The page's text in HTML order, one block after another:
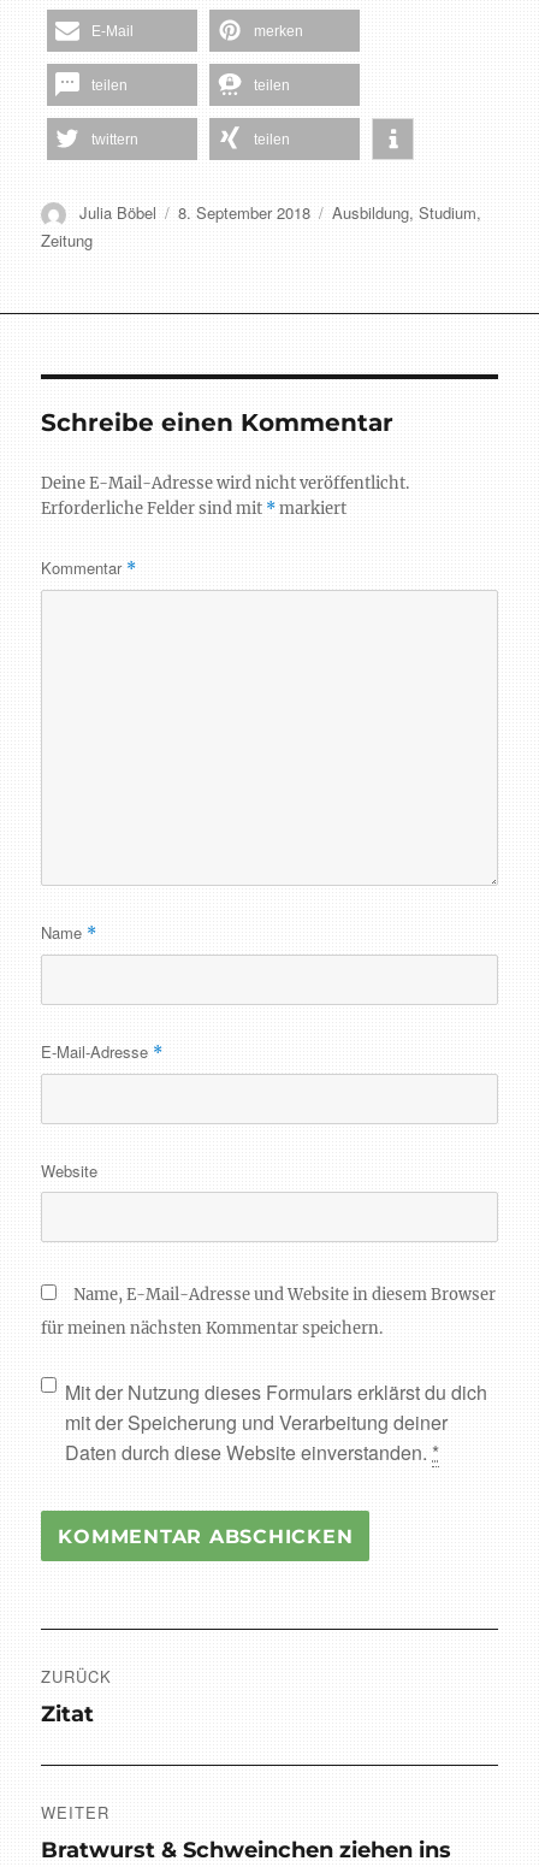
E-Mail merken
teilen teilen
twittern teilen
Autor
Julia Böbel
Veröffentlicht
8. September 2018 Schlagwörter
Ausbildung,Studium,
Zeitung
Schreibe einen Kommentar
Deine E-Mail-Adresse wird nicht veröffentlicht.
Erforderliche Felder sind mit *markiert
Kommentar *
Name *
E-Mail-Adresse *
Website
Name, E-Mail-Adresse und Website in diesem Browser
für meinen nächsten Kommentar speichern.
Mit der Nutzung dieses Formulars erklärst du dich
mit der Speicherung und Verarbeitung deiner
Daten durch diese Website einverstanden. *
ZURÜCK
Vorheriger
Zitat
WEITER
Nächster
Bratwurst & Schweinchen ziehen ins